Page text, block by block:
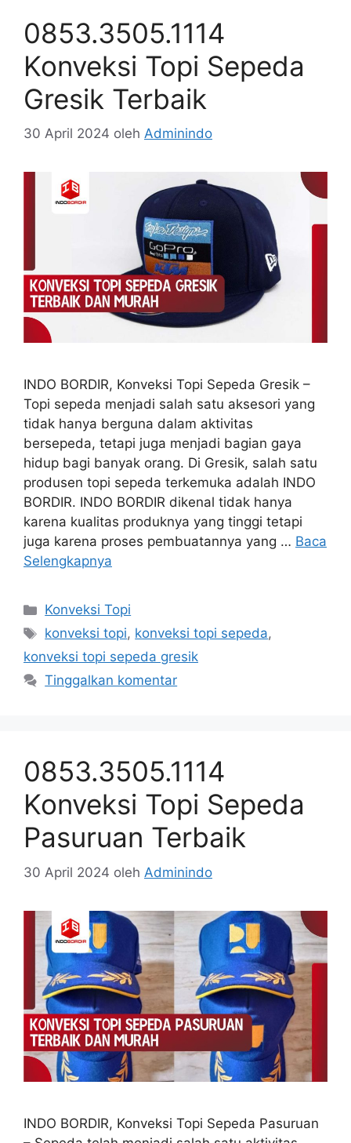
0853.3505.1114
Konveksi Topi Sepeda
Gresik Terbaik
30 April 2024 oleh Adminindo
INDO BORDIR, Konveksi Topi Sepeda Gresik –
Topi sepeda menjadi salah satu aksesori yang
tidak hanya berguna dalam aktivitas
bersepeda, tetapi juga menjadi bagian gaya
hidup bagi banyak orang. Di Gresik, salah satu
produsen topi sepeda terkemuka adalah INDO
BORDIR. INDO BORDIR dikenal tidak hanya
karena kualitas produknya yang tinggi tetapi
juga karena proses pembuatannya yang … Baca
Selengkapnya
Kategori
Konveksi Topi
Tag
konveksi topi, konveksi topi sepeda,
konveksi topi sepeda gresik
Tinggalkan komentar
0853.3505.1114
Konveksi Topi Sepeda
Pasuruan Terbaik
30 April 2024 oleh Adminindo
INDO BORDIR, Konveksi Topi Sepeda Pasuruan